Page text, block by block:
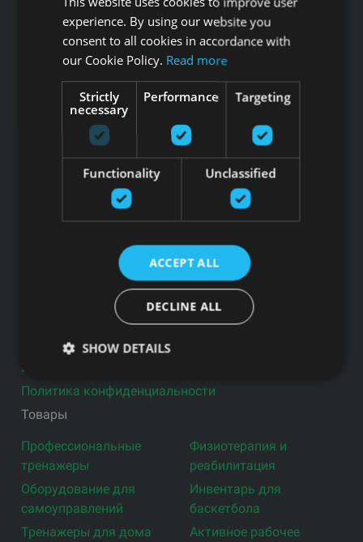
SIA G Kolizejs
Юридический адрес: Бривибас гатве 439, Рига, LV-1024
Регистрационный номер 44103017158 НДС №
LV44103017158
АО SEB banka LV92UNLA0004007467819 , SWIFT: UNLALV2X
НОВОСТИ GFITNESS В ВАШЕЙ ЭЛЕКТРОННОЙ
ПОЧТЕ
Производители
Блог
Политика конфиденциальности
Товары
Профессиональные
тренажеры
Оборудование для
самоуправлений
Тренажеры для дома
Физиотерапия и
реабилитация
Инвентарь для
баскетбола
Активное рабочее
experience. By using our website you
consent to all cookies in accordance with
our Cookie Policy. Read more
Strictly
necessary
Performance Targeting
Functionality Unclassified
ACCEPT ALL
DECLINE ALL
SHOW DETAILS